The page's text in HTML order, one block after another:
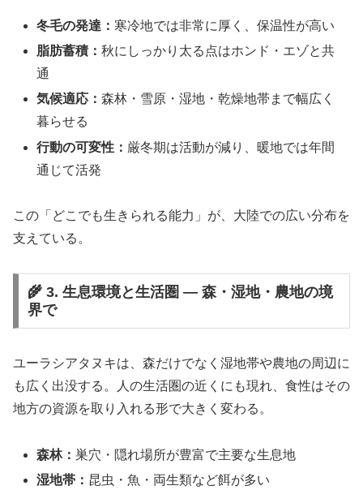
冬毛の発達： 寒冷地では非常に厚く、保温性が高い
脂肪蓄積：秋にしっかり太る点はホンド・エゾと共
通
気候適応：森林・雪原・湿地・乾燥地帯まで幅広く
暮らせる
行動の可変性： 厳冬期は活動が減り、暖地では年間
通じて活発
この「どこでも生きられる能力」が、大陸での広い分布を
支えている。
🌾 3. 生息環境と生活圏 ― 森・湿地・農地の境
界で
ユーラシアタヌキは、森だけでなく湿地帯や農地の周辺に
も広く出没する。人の生活圏の近くにも現れ、食性はその
地方の資源を取り入れる形で大きく変わる。
森林：巣穴・隠れ場所が豊富で主要な生息地
湿地帯： 昆虫・魚・両生類など餌が多い